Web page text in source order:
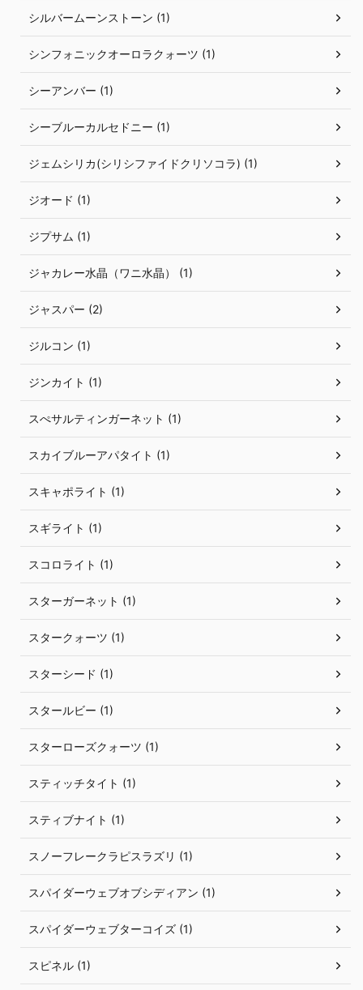
シルバームーンストーン (1)
シンフォニックオーロラクォーツ (1)
シーアンバー (1)
シーブルーカルセドニー (1)
ジェムシリカ(シリシファイドクリソコラ) (1)
ジオード (1)
ジプサム (1)
ジャカレー水晶（ワニ水晶） (1)
ジャスパー (2)
ジルコン (1)
ジンカイト (1)
スぺサルティンガーネット (1)
スカイブルーアパタイト (1)
スキャポライト (1)
スギライト (1)
スコロライト (1)
スターガーネット (1)
スタークォーツ (1)
スターシード (1)
スタールビー (1)
スターローズクォーツ (1)
スティッチタイト (1)
スティブナイト (1)
スノーフレークラピスラズリ (1)
スパイダーウェブオブシディアン (1)
スパイダーウェブターコイズ (1)
スピネル (1)